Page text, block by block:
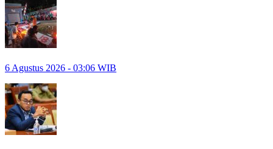
6 Agustus 2026 - 03:06 WIB